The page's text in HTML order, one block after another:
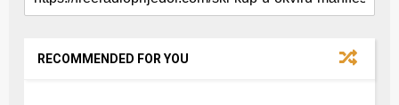
RECOMMENDED FOR YOU